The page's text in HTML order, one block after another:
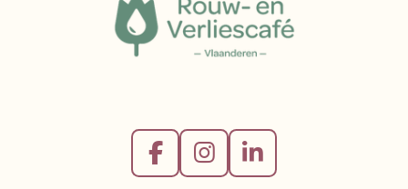
F
I
L